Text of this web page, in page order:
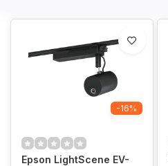
-16%
Epson LightScene EV-